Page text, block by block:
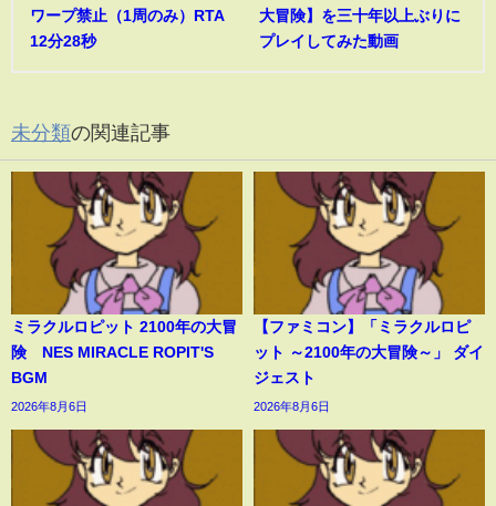
ワープ禁止（1周のみ）RTA
12分28秒
大冒険】を三十年以上ぶりに
プレイしてみた動画
未分類の関連記事
ミラクルロピット 2100年の大冒
険 NES MIRACLE ROPIT'S
BGM
2026年8月6日
【ファミコン】「ミラクルロピ
ット ～2100年の大冒険～」 ダイ
ジェスト
2026年8月6日